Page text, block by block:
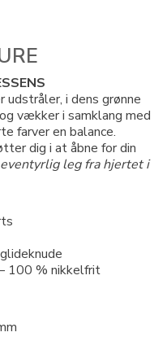
i dens grønne
vækker i samklang med
farver en balance.
dig i at åbne for din
leg fra hjertet i
100 % nikkelfrit